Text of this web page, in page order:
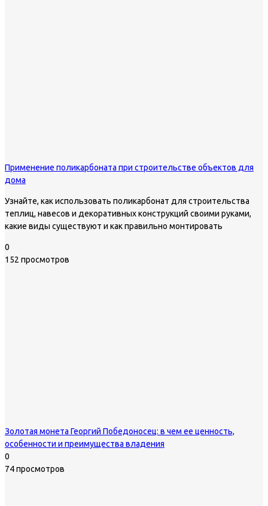
Применение поликарбоната при строительстве объектов для
дома
Узнайте, как использовать поликарбонат для строительства
теплиц, навесов и декоративных конструкций своими руками,
какие виды существуют и как правильно монтировать
0
152 просмотров
Золотая монета Георгий Победоносец: в чем ее ценность,
особенности и преимущества владения
0
74 просмотров